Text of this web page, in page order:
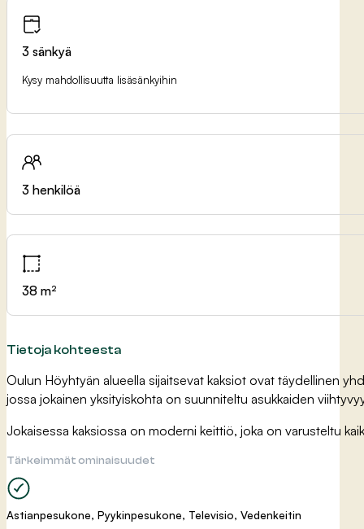
3 sänkyä
Kysy mahdollisuutta lisäsänkyihin
3 henkilöä
38 m²
Tietoja kohteesta
Oulun Höyhtyän alueella sijaitsevat kaksiot ovat täydellinen
jossa jokainen yksityiskohta on suunniteltu asukkaiden
Jokaisessa kaksiossa on moderni keittiö, joka on varusteltu
Tärkeimmät ominaisuudet
Astianpesukone, Pyykinpesukone, Televisio, Vedenkeitin